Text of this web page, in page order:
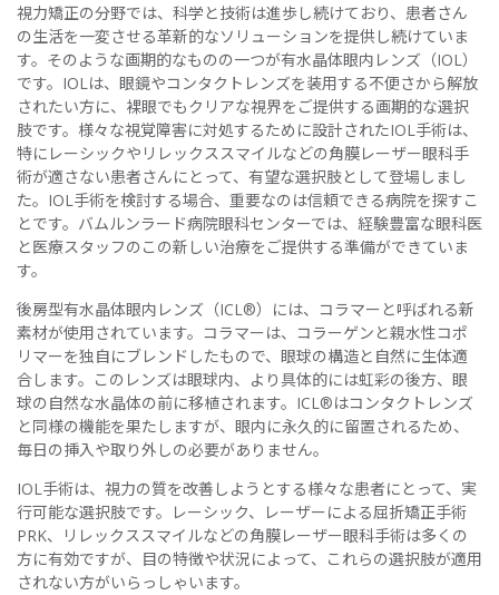
視力矯正の分野では、科学と技術は進歩し続けており、患者さん
の生活を一変させる革新的なソリューションを提供し続けていま
す。そのような画期的なものの一つが有水晶体眼内レンズ（IOL）
です。IOLは、眼鏡やコンタクトレンズを装用する不便さから解放
されたい方に、裸眼でもクリアな視界をご提供する画期的な選択
肢です。様々な視覚障害に対処するために設計されたIOL手術は、
特にレーシックやリレックススマイルなどの角膜レーザー眼科手
術が適さない患者さんにとって、有望な選択肢として登場しまし
た。IOL手術を検討する場合、重要なのは信頼できる病院を探すこ
とです。バムルンラード病院眼科センターでは、経験豊富な眼科医
と医療スタッフのこの新しい治療をご提供する準備ができていま
す。
後房型有水晶体眼内レンズ（ICL®）には、コラマーと呼ばれる新
素材が使用されています。コラマーは、コラーゲンと親水性コポ
リマーを独自にブレンドしたもので、眼球の構造と自然に生体適
合します。このレンズは眼球内、より具体的には虹彩の後方、眼
球の自然な水晶体の前に移植されます。ICL®はコンタクトレンズ
と同様の機能を果たしますが、眼内に永久的に留置されるため、
毎日の挿入や取り外しの必要がありません。
IOL手術は、視力の質を改善しようとする様々な患者にとって、実
行可能な選択肢です。レーシック、レーザーによる屈折矯正手術
PRK、リレックススマイルなどの角膜レーザー眼科手術は多くの
方に有効ですが、目の特徴や状況によって、これらの選択肢が適用
されない方がいらっしゃいます。